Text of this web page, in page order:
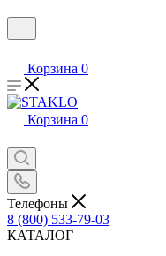
Корзина 0
Корзина 0
Телефоны
8 (800) 533-79-03
КАТАЛОГ